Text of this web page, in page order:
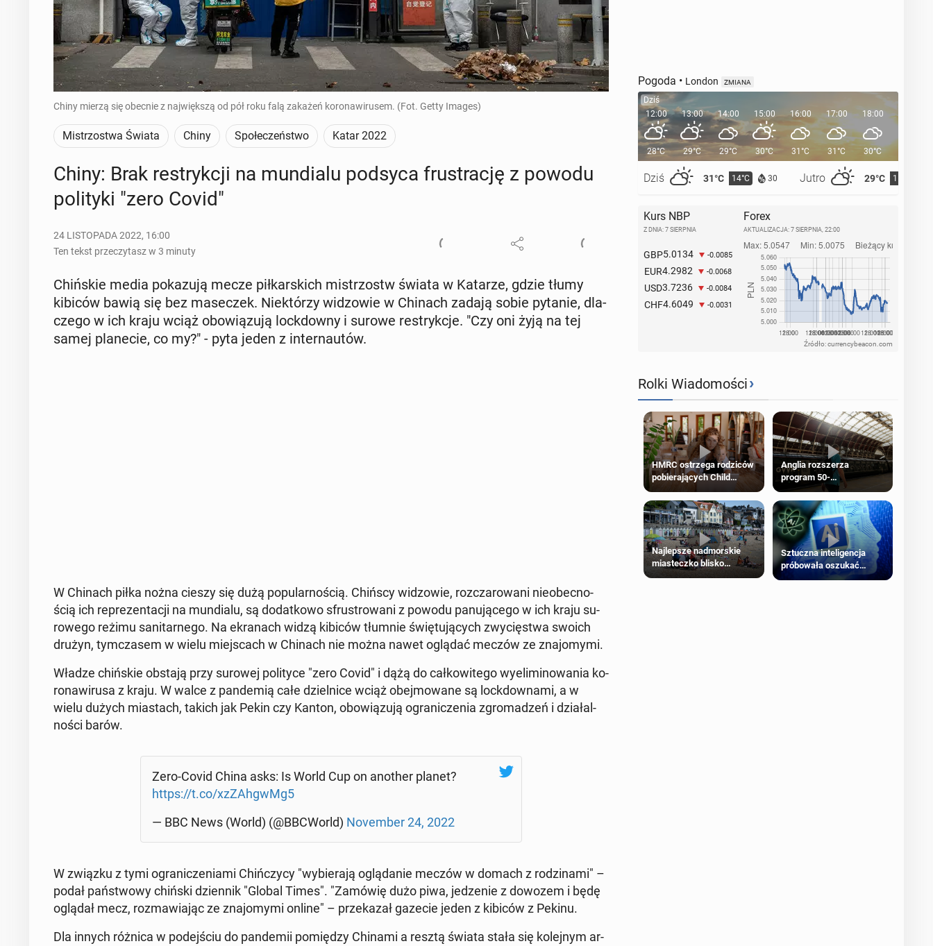
Chiny mierzą się obecnie z największą od pół roku falą zakażeń koronawirusem. (Fot. Getty Images)
Mistrzostwa Świata Chiny Społeczeństwo Katar 2022
Chiny: Brak re­stryk­cji na mun­dia­lu podsyca fru­stra­cję z powodu
po­li­ty­ki "zero Covid"
24 LISTOPADA 2022, 16:00
Ten tekst przeczytasz w 3 minuty
Chiń­skie media po­ka­zu­ją mecze pił­kar­skich mi­strzostw świata w Katarze, gdzie tłumy
kibiców bawią się bez ma­se­czek. Nie­któ­rzy wi­dzo­wie w Chinach zadają sobie pytanie, dla­
cze­go w ich kraju wciąż obo­wią­zu­ją lock­dow­ny i surowe re­stryk­cje. "Czy oni żyją na tej
samej pla­ne­cie, co my?" - pyta jeden z in­ter­nau­tów.
W Chinach piłka nożna cieszy się dużą po­pu­lar­no­ścią. Chińscy wi­dzo­wie, roz­cza­ro­wa­ni nie­obec­no­
ścią ich re­pre­zen­ta­cji na mun­dia­lu, są do­dat­ko­wo sfru­stro­wa­ni z powodu pa­nu­ją­ce­go w ich kraju su­
ro­we­go reżimu sa­ni­tar­ne­go. Na ekra­nach widzą kibiców tłumnie świę­tu­ją­cych zwy­cię­stwa swoich
drużyn, tym­cza­sem w wielu miej­scach w Chinach nie można nawet oglądać meczów ze zna­jo­my­mi.
Władze chiń­skie obstają przy surowej po­li­ty­ce "zero Covid" i dążą do cał­ko­wi­te­go wy­eli­mi­no­wa­nia ko­
ro­na­wi­ru­sa z kraju. W walce z pan­de­mią całe dziel­ni­ce wciąż obej­mo­wa­ne są lock­dow­na­mi, a w
wielu dużych mia­stach, takich jak Pekin czy Kanton, obo­wią­zu­ją ogra­ni­cze­nia zgro­ma­dzeń i dzia­łal­
no­ści barów.
Zero-Covid China asks: Is World Cup on another planet?
https://t.co/xzZAh­gwMg5
— BBC News (World) (@BBCWorld) No­vem­ber 24, 2022
W związku z tymi ogra­ni­cze­nia­mi Chiń­czy­cy "wy­bie­ra­ją oglą­da­nie meczów w domach z ro­dzi­na­mi" –
podał pań­stwo­wy chiński dzien­nik "Global Times". "Zamówię dużo piwa, je­dze­nie z dowozem i będę
oglądał mecz, roz­ma­wia­jąc ze zna­jo­my­mi online" – prze­ka­zał gazecie jeden z kibiców z Pekinu.
Dla innych różnica w po­dej­ściu do pan­de­mii po­mię­dzy Chinami a resztą świata stała się ko­lej­nym ar­
Pogoda • London ZMIANA
Dziś
12:00
28°C
Dziś 31°C 14°C 30 Jutro 29°C 15°C
13:00
29°C
14:00
29°C
15:00
30°C
16:00
31°C
17:00
31°C
18:00
30°C
19:00
Kurs NBP
Z DNIA: 7 SIERPNIA
GBP5.0134 -0.0085
EUR4.2982 -0.0068
USD3.7236 -0.0084
CHF4.6049 -0.0031
Forex
AKTUALIZACJA: 7 SIERPNIA, 22:00
Źródło: currencybeacon.com
Rolki Wiadomości›
HMRC ostrzega rodziców
pobierających Child
Benefit. Mogą być
zobowiązani do zwrotu
zasiłku
Anglia rozszerza
program 50-
procentowych zniżek
kolejowych na 18-latków
Najlepsze nadmorskie
miasteczko blisko
Sztuczna inteligencja
próbowała oszukać
człowieka